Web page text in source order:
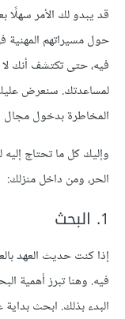
قد يبدو لك الأمر سهلًا
حول مسيراتهم المهنية
فيه، حتى تكتشف أنك لا
لمساعدتك. سنعرض
المخاطرة بدخول مجال
وإليك كل ما تحتاج
الحر، ومن داخل منزلك:
1. البحث
إذا كنت حديث العهد
فيه. وهنا تبرز أهمية
البدء بذلك. ابحث بداية